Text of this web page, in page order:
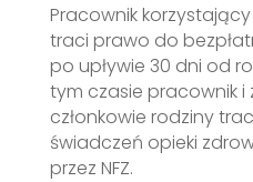
Pracownik
traci prawo do
po upływie 30 dni od
tym czasie pracownik i
członkowie rodziny
świadczeń opieki
przez NFZ.